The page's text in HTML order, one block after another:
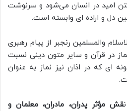
امید در انسان می‌شود و سرنوشت
دل و اراده ای وابسته است.
والمسلمین رنجبر از پیام رهبری
در قرآن و سایر متون دینی نسبت
ای که در اذان نیز نماز به عنوان
قش مؤثر پدران، مادران، معلمان و